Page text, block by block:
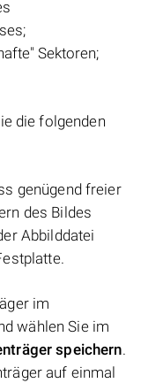
Sektoren;
die folgenden
genügend freier
des Bildes
Abbilddatei
im
wählen Sie im
speichern.
auf einmal